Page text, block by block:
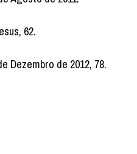
62.
Dezembro de 2012, 78.